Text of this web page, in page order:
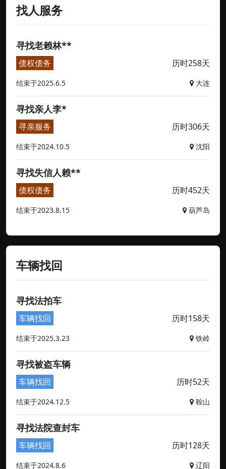
找人服务
寻找老赖林**
债权债务 历时258天
结束于2025.6.5 大连
寻找亲人李*
寻亲服务 历时306天
结束于2024.10.5 沈阳
寻找失信人赖**
债权债务 历时452天
结束于2023.8.15 葫芦岛
车辆找回
寻找法拍车
车辆找回 历时158天
结束于2025.3.23 铁岭
寻找被盗车辆
车辆找回 历时52天
结束于2024.12.5 鞍山
寻找法院查封车
车辆找回 历时128天
结束于2024.8.6 辽阳